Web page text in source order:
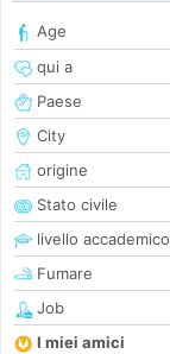
Age
qui a
Paese
City
origine
Stato civile
livello accademico
Fumare
Job
I miei amici